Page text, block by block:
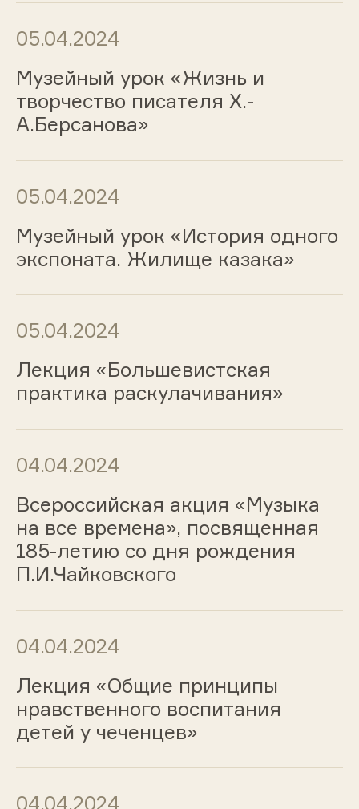
05.04.2024
Музейный урок «Жизнь и
творчество писателя Х.-
А.Берсанова»
05.04.2024
Музейный урок «История одного
экспоната. Жилище казака»
05.04.2024
Лекция «Большевистская
практика раскулачивания»
04.04.2024
Всероссийская акция «Музыка
на все времена», посвященная
185-летию со дня рождения
П.И.Чайковского
04.04.2024
Лекция «Общие принципы
нравственного воспитания
детей у чеченцев»
04.04.2024